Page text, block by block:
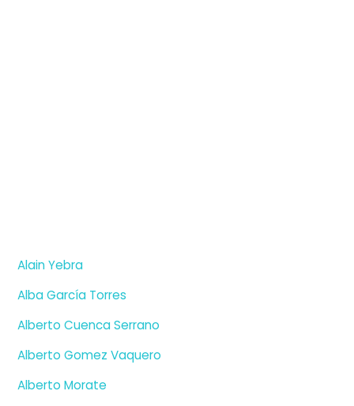
Alain Yebra
Alba García Torres
Alberto Cuenca Serrano
Alberto Gomez Vaquero
Alberto Morate